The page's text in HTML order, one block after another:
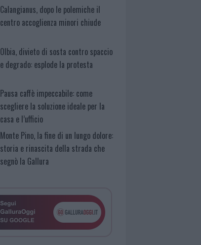
Calangianus, dopo le polemiche il
centro accoglienza minori chiude
Olbia, divieto di sosta contro spaccio
e degrado: esplode la protesta
Pausa caffè impeccabile: come
scegliere la soluzione ideale per la
casa e l’ufficio
Monte Pino, la fine di un lungo dolore:
storia e rinascita della strada che
segnò la Gallura